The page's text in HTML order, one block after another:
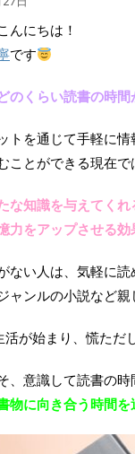
んにちは！
です
のくらい読書の時間
トを通じて手軽に情
ことができる現在
な知識を与えてくれ
力をアップさせる
ない人は、気軽に読
ャンルの小説など
が始まり、慌ただ
、意識して読書の時
物に向き合う時間を